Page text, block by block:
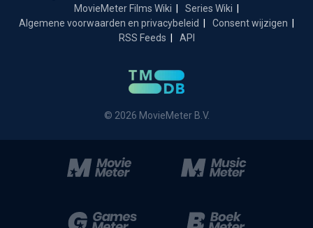
MovieMeter Films Wiki
Series Wiki
Algemene voorwaarden en privacybeleid
Consent wijzigen
RSS Feeds
API
© 2026 MovieMeter B.V.